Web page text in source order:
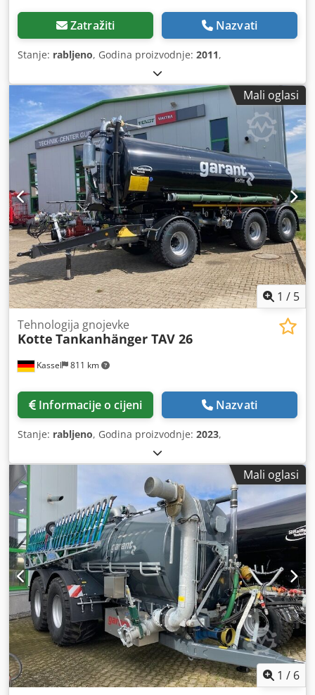
Zatražiti Nazvati
Stanje: rabljeno, Godina proizvodnje: 2011,
Mali oglasi
1 / 5
Kassel 811 km
Tehnologija gnojevke
Kotte Tankanhänger TAV 26
Informacije o cijeni Nazvati
Stanje: rabljeno, Godina proizvodnje: 2023,
Mali oglasi
1 / 6